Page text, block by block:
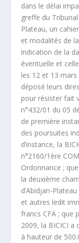
dans le délai
greffe du
Plateau, un
et modalités de
indication de la
éventuelle et
les 12 et 13 mars
déposé leurs
pour résister fait
n°432/01 du 05
de première
des poursuites
d’instance, la
n°2160/1 ère
Ordonnance ;
la deuxième
d’Abidjan-
et autres ledit
francs CFA ; que
2009, la BICICI
à hauteur de